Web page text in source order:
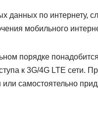
данных по интернету,
мобильного
порядке
к 3G/4G LTE сети.
или самостоятельно